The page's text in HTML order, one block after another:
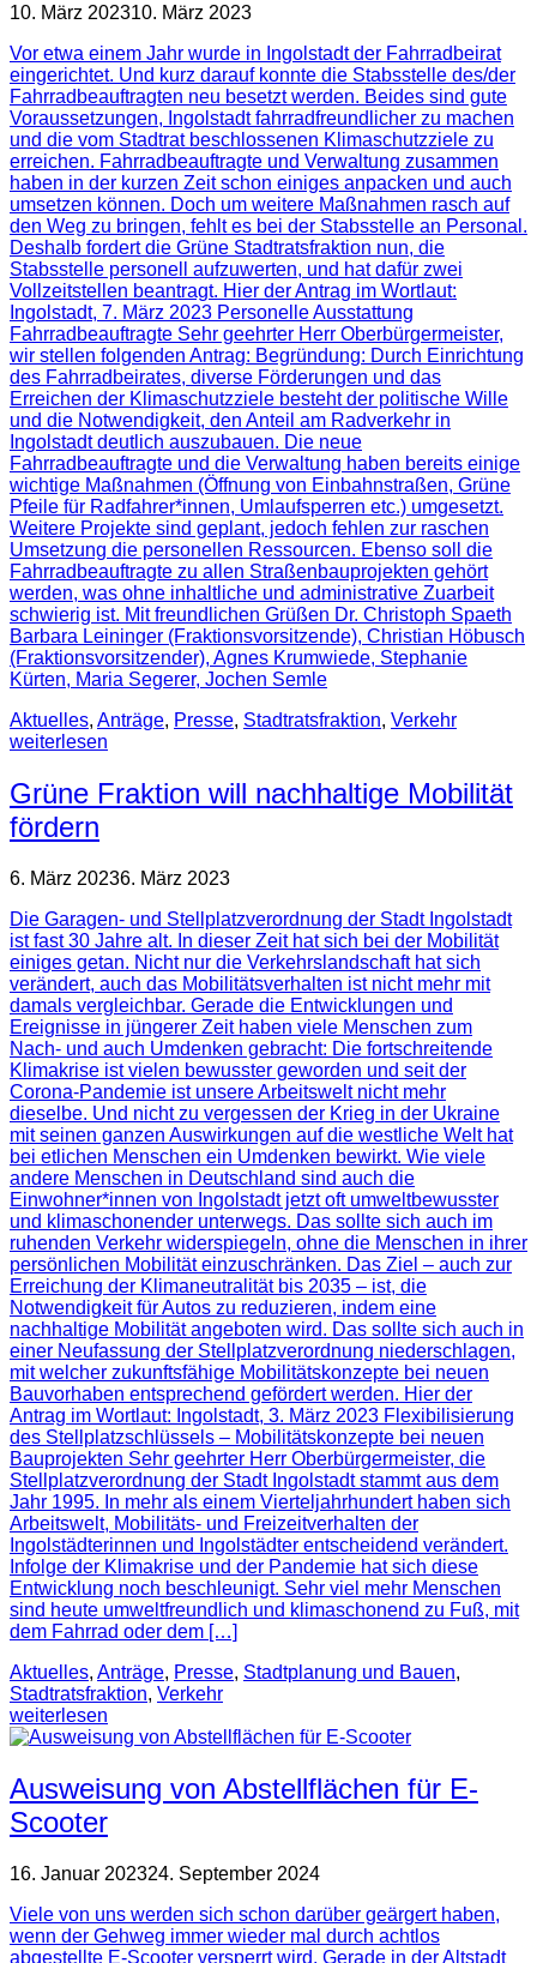
10. März 202310. März 2023
Vor etwa einem Jahr wurde in Ingolstadt der Fahrradbeirat
eingerichtet. Und kurz darauf konnte die Stabsstelle des/der
Fahrradbeauftragten neu besetzt werden. Beides sind gute
Voraussetzungen, Ingolstadt fahrradfreundlicher zu machen
und die vom Stadtrat beschlossenen Klimaschutzziele zu
erreichen. Fahrradbeauftragte und Verwaltung zusammen
haben in der kurzen Zeit schon einiges anpacken und auch
umsetzen können. Doch um weitere Maßnahmen rasch auf
den Weg zu bringen, fehlt es bei der Stabsstelle an Personal.
Deshalb fordert die Grüne Stadtratsfraktion nun, die
Stabsstelle personell aufzuwerten, und hat dafür zwei
Vollzeitstellen beantragt. Hier der Antrag im Wortlaut:
Ingolstadt, 7. März 2023 Personelle Ausstattung
Fahrradbeauftragte Sehr geehrter Herr Oberbürgermeister,
wir stellen folgenden Antrag: Begründung: Durch Einrichtung
des Fahrradbeirates, diverse Förderungen und das
Erreichen der Klimaschutzziele besteht der politische Wille
und die Notwendigkeit, den Anteil am Radverkehr in
Ingolstadt deutlich auszubauen. Die neue
Fahrradbeauftragte und die Verwaltung haben bereits einige
wichtige Maßnahmen (Öffnung von Einbahnstraßen, Grüne
Pfeile für Radfahrer*innen, Umlaufsperren etc.) umgesetzt.
Weitere Projekte sind geplant, jedoch fehlen zur raschen
Umsetzung die personellen Ressourcen. Ebenso soll die
Fahrradbeauftragte zu allen Straßenbauprojekten gehört
werden, was ohne inhaltliche und administrative Zuarbeit
schwierig ist. Mit freundlichen Grüßen Dr. Christoph Spaeth
Barbara Leininger (Fraktionsvorsitzende), Christian Höbusch
(Fraktionsvorsitzender), Agnes Krumwiede, Stephanie
Kürten, Maria Segerer, Jochen Semle
Aktuelles, Anträge, Presse, Stadtratsfraktion, Verkehr
weiterlesen
Grüne Fraktion will nachhaltige Mobilität
fördern
6. März 20236. März 2023
Die Garagen- und Stellplatzverordnung der Stadt Ingolstadt
ist fast 30 Jahre alt. In dieser Zeit hat sich bei der Mobilität
einiges getan. Nicht nur die Verkehrslandschaft hat sich
verändert, auch das Mobilitätsverhalten ist nicht mehr mit
damals vergleichbar. Gerade die Entwicklungen und
Ereignisse in jüngerer Zeit haben viele Menschen zum
Nach- und auch Umdenken gebracht: Die fortschreitende
Klimakrise ist vielen bewusster geworden und seit der
Corona-Pandemie ist unsere Arbeitswelt nicht mehr
dieselbe. Und nicht zu vergessen der Krieg in der Ukraine
mit seinen ganzen Auswirkungen auf die westliche Welt hat
bei etlichen Menschen ein Umdenken bewirkt. Wie viele
andere Menschen in Deutschland sind auch die
Einwohner*innen von Ingolstadt jetzt oft umweltbewusster
und klimaschonender unterwegs. Das sollte sich auch im
ruhenden Verkehr widerspiegeln, ohne die Menschen in ihrer
persönlichen Mobilität einzuschränken. Das Ziel – auch zur
Erreichung der Klimaneutralität bis 2035 – ist, die
Notwendigkeit für Autos zu reduzieren, indem eine
nachhaltige Mobilität angeboten wird. Das sollte sich auch in
einer Neufassung der Stellplatzverordnung niederschlagen,
mit welcher zukunftsfähige Mobilitätskonzepte bei neuen
Bauvorhaben entsprechend gefördert werden. Hier der
Antrag im Wortlaut: Ingolstadt, 3. März 2023 Flexibilisierung
des Stellplatzschlüssels – Mobilitätskonzepte bei neuen
Bauprojekten Sehr geehrter Herr Oberbürgermeister, die
Stellplatzverordnung der Stadt Ingolstadt stammt aus dem
Jahr 1995. In mehr als einem Vierteljahrhundert haben sich
Arbeitswelt, Mobilitäts- und Freizeitverhalten der
Ingolstädterinnen und Ingolstädter entscheidend verändert.
Infolge der Klimakrise und der Pandemie hat sich diese
Entwicklung noch beschleunigt. Sehr viel mehr Menschen
sind heute umweltfreundlich und klimaschonend zu Fuß, mit
dem Fahrrad oder dem […]
Aktuelles, Anträge, Presse, Stadtplanung und Bauen,
Stadtratsfraktion, Verkehr
weiterlesen
Ausweisung von Abstellflächen für E-
Scooter
16. Januar 202324. September 2024
Viele von uns werden sich schon darüber geärgert haben,
wenn der Gehweg immer wieder mal durch achtlos
abgestellte E-Scooter versperrt wird. Gerade in der Altstadt